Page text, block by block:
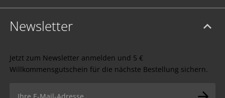
Newsletter
Jetzt zum Newsletter anmelden und 5 €
Willkommensgutschein für die nächste Bestellung sichern.